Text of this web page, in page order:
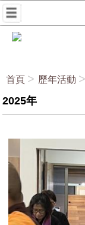
首頁 歷年活動
2025年